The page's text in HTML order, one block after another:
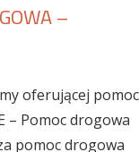
–
oferującej pomoc
– Pomoc drogowa
pomoc drogowa